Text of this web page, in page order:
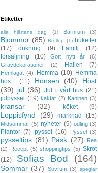
Etiketter
alla hjärtans dag (1) Barnrum (3)
Blommor (85) Bröllop (1) buketter
(17)
dukning (9) Familj
(12)
försäljning
(10) Gott nytt år
(6)
Gravdekorationer
(2) Hallen (7)
Hemlagat (4) Hemma (10) Hemma
hos...
(11) Hönsen (40)
Höst
(39) jul (36) Jul i vårt hus (21)
julpyssel
(19) kakfat (2) Kaninen (3)
kransar (32) köket (9)
Loppisfynd (29) marknad (15)
Midsommar (5) nyheter (9) odling (3)
Plantor (7) pyssel (16) Pyssel (3)
pysseltips (81) Påsk (27)
Rea
(2) Recept (5) shoppingtips (5) Skrot
(12)
Sofias Bod (164)
Sommar (37) Sovrum (3)
speglar